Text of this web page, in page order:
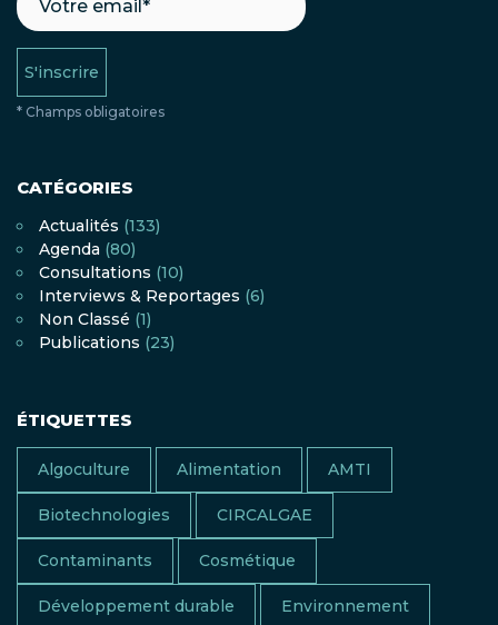
S'inscrire
* Champs obligatoires
CATÉGORIES
Actualités (133)
Agenda (80)
Consultations (10)
Interviews & Reportages (6)
Non Classé (1)
Publications (23)
ÉTIQUETTES
Algoculture Alimentation AMTI
Biotechnologies CIRCALGAE
Contaminants Cosmétique
Développement durable Environnement